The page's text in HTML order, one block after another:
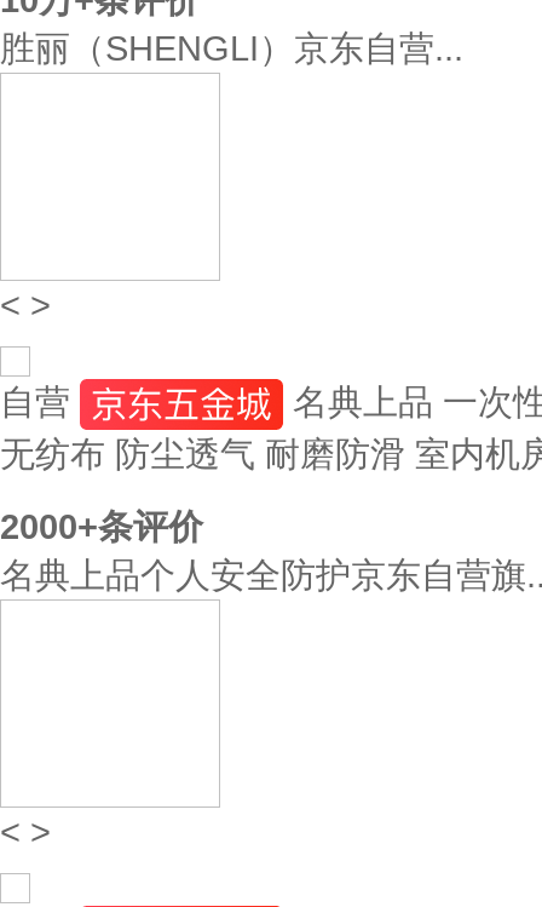
胜丽（SHENGLI）京东自营...
< >
自营
名典上品 一次
无纺布 防尘透气 耐磨防滑 室内机
2000+条评价
名典上品个人安全防护京东自营旗
< >